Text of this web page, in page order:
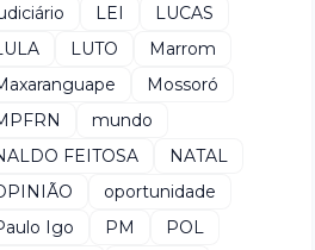
LEI
LUCAS
LUTO
Marrom
Mossoró
mundo
FEITOSA
NATAL
oportunidade
Igo
PM
POL